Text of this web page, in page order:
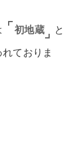
初地蔵 と
ておりま